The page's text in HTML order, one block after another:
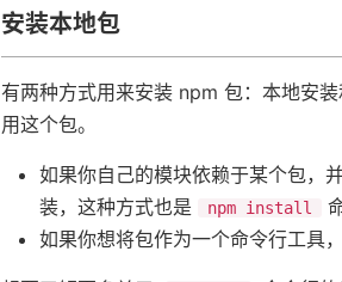
安装本地包
有两种方式用来安装 npm 包：本地安
用这个包。
如果你自己的模块依赖于某个包，
装，这种方式也是
npm install
如果你想将包作为一个命令行工具